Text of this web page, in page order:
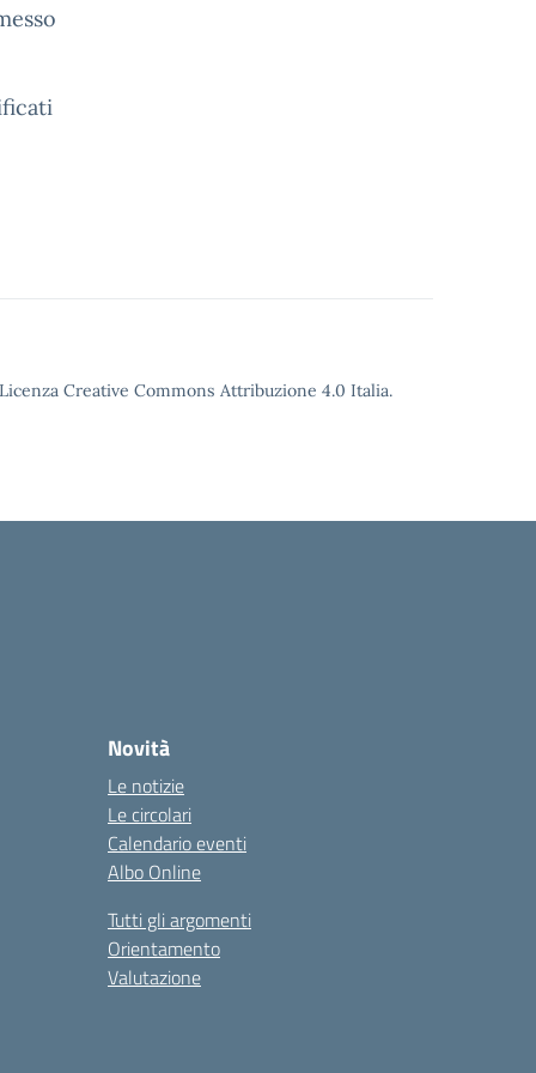
Creative Commons Attribuzione 4.0 Italia.
Novità
Le notizie
Le circolari
Calendario eventi
Albo Online
Tutti gli argomenti
Orientamento
Valutazione